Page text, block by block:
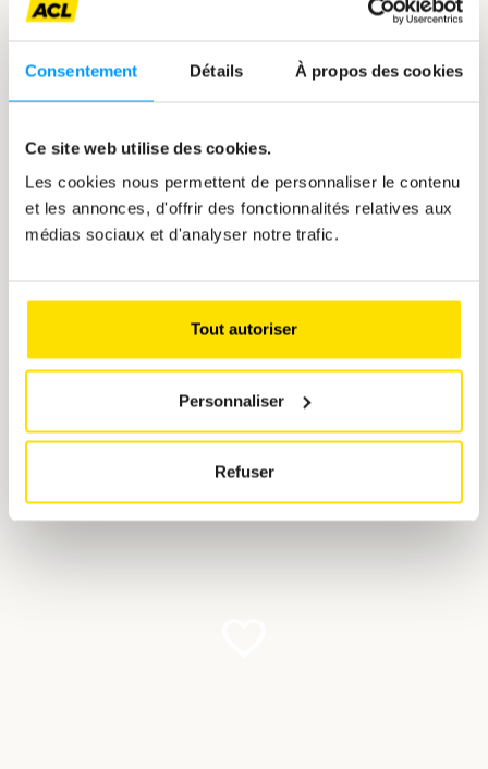
Consentement Détails À propos des cookies
Ce site web utilise des cookies.
Les cookies nous permettent de personnaliser le contenu
et les annonces, d'offrir des fonctionnalités relatives aux
médias sociaux et d'analyser notre trafic.
Tout autoriser
Personnaliser
Refuser
La brochure du rallye sera en vente dès le 09 juillet
résultats en autocross et karting également
Le meilleur du sport automobile luxembourgeois à